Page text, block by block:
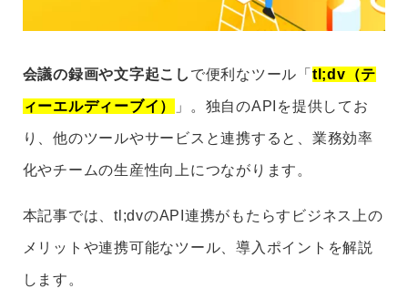
会議の録画や文字起こし で便利なツール「 tl;dv（テ
ィーエルディーブイ） 」。独自のAPIを提供してお
り、他のツールやサービスと連携すると、業務効率
化やチームの生産性向上につながります。
本記事では、tl;dvのAPI連携がもたらすビジネス上の
メリットや連携可能なツール、導入ポイントを解説
します。